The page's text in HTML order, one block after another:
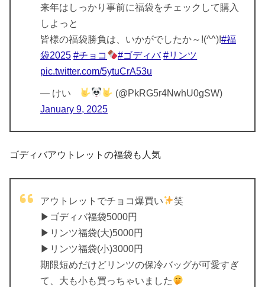
来年はしっかり事前に福袋をチェックして購入
しよっと
皆様の福袋勝負は、いかがでしたか～!(^^)!#福
袋2025 #チョコ #ゴディバ #リンツ
pic.twitter.com/5ytuCrA53u
— けい
(@PkRG5r4NwhU0gSW)
January 9, 2025
ゴディバアウトレットの福袋も人気
アウトレットでチョコ爆買い
笑
▶ゴディバ福袋5000円
▶リンツ福袋(大)5000円
▶リンツ福袋(小)3000円
期限短めだけどリンツの保冷バッグが可愛すぎ
て、大も小も買っちゃいました